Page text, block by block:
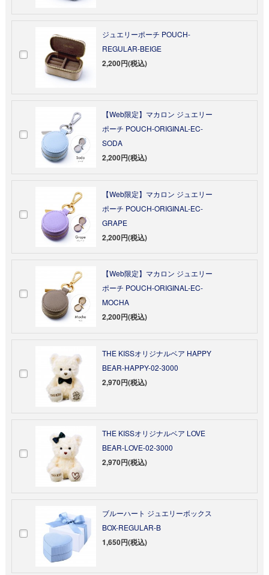
ジュエリーポーチ POUCH-
REGULAR-BEIGE
2,200円(税込)
【Web限定】マカロン ジュエリー
ポーチ POUCH-ORIGINAL-EC-
SODA
2,200円(税込)
【Web限定】マカロン ジュエリー
ポーチ POUCH-ORIGINAL-EC-
GRAPE
2,200円(税込)
【Web限定】マカロン ジュエリー
ポーチ POUCH-ORIGINAL-EC-
MOCHA
2,200円(税込)
THE KISSオリジナルベア HAPPY
BEAR-HAPPY-02-3000
2,970円(税込)
THE KISSオリジナルベア LOVE
BEAR-LOVE-02-3000
2,970円(税込)
ブルーハート ジュエリーボックス
BOX-REGULAR-B
1,650円(税込)